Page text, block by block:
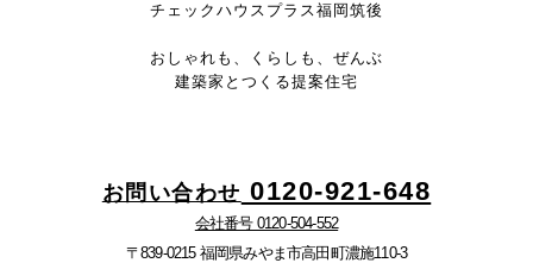
チェックハウスプラス福岡筑後
おしゃれも、くらしも、ぜんぶ
建築家とつくる提案住宅
お問い合わせ 0120-921-648
会社番号 0120-504-552
〒839-0215 福岡県みやま市高田町濃施110-3